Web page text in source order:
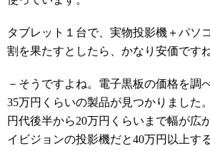
タブレット１台で、実物投影機＋パソ
割を果たすとしたら、かなり安価ですね
－そうですよね。電子黒板の価格を調
35万円くらいの製品が見つかりました
円代後半から20万円くらいまで幅が広
イビジョンの投影機だと40万円以上す